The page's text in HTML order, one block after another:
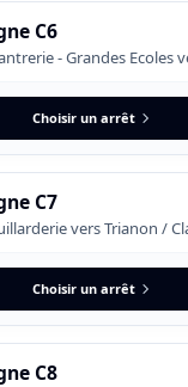
C6
- Grandes Ecoles
Choisir un arrêt
C7
vers Trianon /
Choisir un arrêt
C8